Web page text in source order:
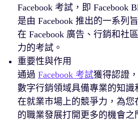
Facebook 考試，即 Facebook
是由 Facebook 推出的一系列
在 Facebook 廣告、行銷和社
力的考試。
重要性與作用
通過 Facebook 考試獲得認證
數字行銷領域具備專業的知識
在就業市場上的競爭力，為
的職業發展打開更多的機會